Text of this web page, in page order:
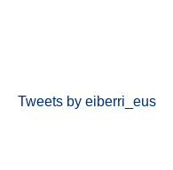
Tweets by eiberri_eus